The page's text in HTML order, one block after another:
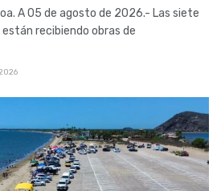
A 05 de agosto de 2026.- Las siete
recibiendo obras de